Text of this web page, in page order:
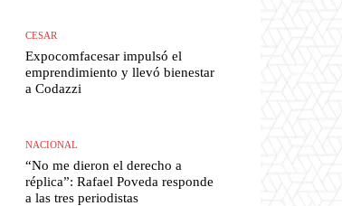
CESAR
Expocomfacesar impulsó el
emprendimiento y llevó bienestar
a Codazzi
NACIONAL
“No me dieron el derecho a
réplica”: Rafael Poveda responde
a las tres periodistas